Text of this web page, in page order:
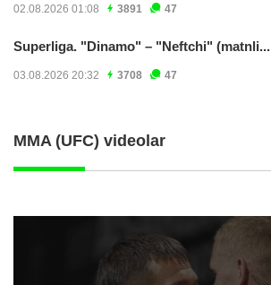
02.08.2026 01:08 3891 47
Superliga. "Dinamo" – "Neftchi" (matnli...
03.08.2026 20:32 3708 47
MMA (UFC) videolar